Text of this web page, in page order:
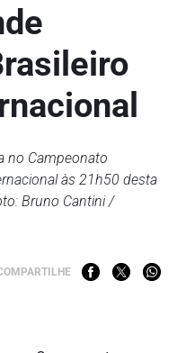
no Campeonato
às 21h50 desta
Bruno Cantini /